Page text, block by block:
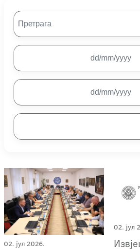
02. јул 2026.
02. јул